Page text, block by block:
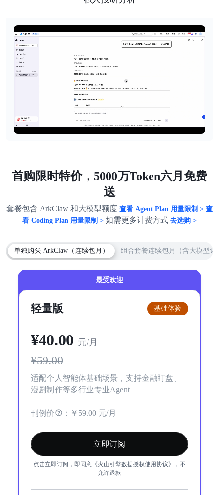
首购限时特价，5000万Token六月免费
送
套餐包含 ArkClaw 和大模型额度查看 Agent Plan 用量限制 >查
看 Coding Plan 用量限制 >如需更多计费方式 去选购 >
单独购买 ArkClaw（连续包月） 组合套餐连续包月（含大模型订
最受欢迎
轻量版 基础体验
¥40.00 元/月
¥59.00
适配个人智能体基础场景，支持金融盯盘、
漫剧制作等多行业专业Agent
刊例价 ： ￥59.00 元/月
立即订阅
点击立即订阅，即同意 《火山引擎数据授权使用协议》
，不
允许退款